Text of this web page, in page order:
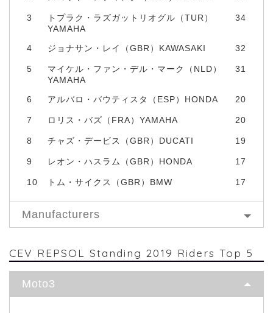
3
トプラク・ラズガットリオグル（TUR）
YAMAHA
34
4 ジョナサン・レイ（GBR）KAWASAKI 32
5
マイケル・ファン・デル・マーク（NLD）
YAMAHA
31
6 アルバロ・バウティスタ（ESP）HONDA 20
7 ロリス・バズ（FRA）YAMAHA 20
8 チャズ・デービス（GBR）DUCATI 19
9 レオン・ハスラム（GBR）HONDA 17
10 トム・サイクス（GBR）BMW 17
Manufacturers
CEV REPSOL Standing 2019 Riders Top 5
Moto3